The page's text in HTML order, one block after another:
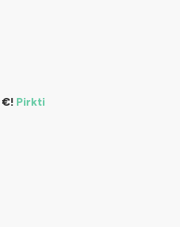
€! Pirkti